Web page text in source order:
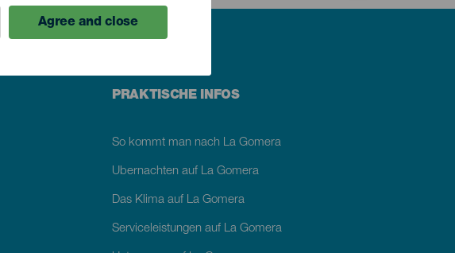
Agree and close
PRAKTISCHE INFOS
So kommt man nach La Gomera
Übernachten auf La Gomera
Das Klima auf La Gomera
Serviceleistungen auf La Gomera